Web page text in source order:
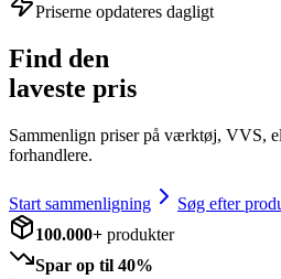
Priserne opdateres dagligt
Find den
laveste pris
Sammenlign priser på værktøj, VVS,
forhandlere.
Start sammenligning
Søg efter
100.000+ produkter
Spar op til 40%